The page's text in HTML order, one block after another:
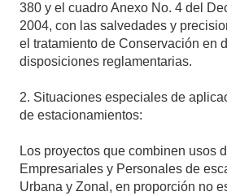
380 y el cuadro Anexo No. 4 del
2004, con las salvedades y
el tratamiento de Conservación en
disposiciones reglamentarias.
2. Situaciones especiales de
de estacionamientos:
Los proyectos que combinen usos
Empresariales y Personales de
Urbana y Zonal, en proporción no